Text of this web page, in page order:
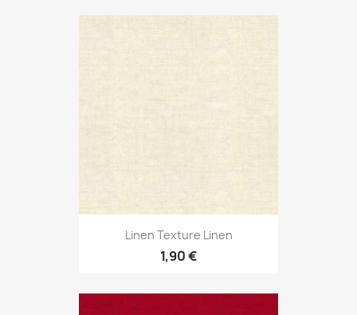
Linen Texture Linen
1,90 €